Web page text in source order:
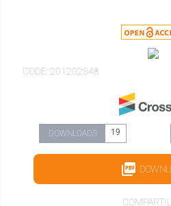
CODE: 201202548
DOWNLOADS 19